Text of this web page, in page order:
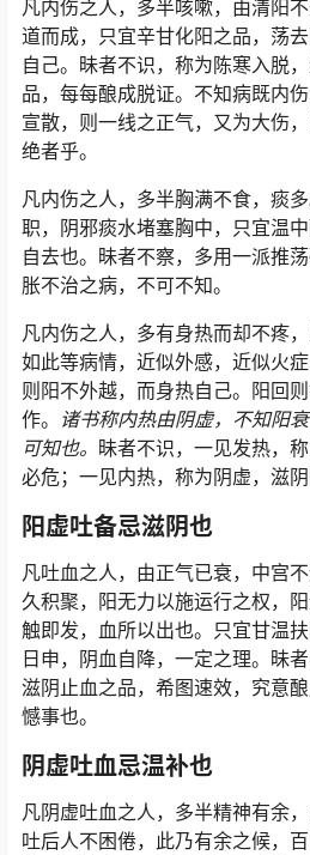
凡内伤之人，多半咳嗽，由清阳
道而成，只宜辛甘化阳之品，荡
自己。昧者不识，称为陈寒入脱
品，每每酿成脱证。不知病既内
宣散，则一线之正气，又为大伤
绝者乎。
凡内伤之人，多半胸满不食，痰
职，阴邪痰水堵塞胸中，只宜温
自去也。昧者不察，多用一派推
胀不治之病，不可不知。
凡内伤之人，多有身热而却不疼
如此等病情，近似外感，近似火
则阳不外越，而身热自己。阳回
作。 诸书称内热由阴虚，不知阳
可知也。 昧者不识，一见发热，
必危；一见内热，称为阴虚，滋阴
阳虚吐备忌滋阴也
凡吐血之人，由正气已衰，中宫
久积聚，阳无力以施运行之权，
触即发，血所以出也。只宜甘温
日申，阴血自降，一定之理。昧
滋阴止血之品，希图速效，究意
憾事也。
阴虚吐血忌温补也
凡阴虚吐血之人，多半精神有余
吐后人不困倦，此乃有余之候，